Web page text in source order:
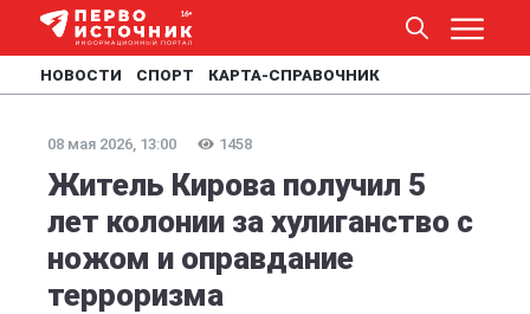
НОВОСТИ СПОРТ КАРТА-СПРАВОЧНИК
08 мая 2026, 13:00 1458
Житель Кирова получил 5
лет колонии за хулиганство с
ножом и оправдание
терроризма